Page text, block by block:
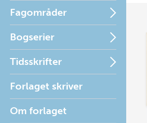
Fagområder
Bogserier
Tidsskrifter
Forlaget skriver
Om forlaget